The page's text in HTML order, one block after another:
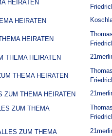
HEIRATEN
HEIRATEN
HEIRATEN
THEMA HEIRATEN
THEMA HEIRATEN
ZUM THEMA HEIRATEN
ZUM THEMA
ZUM THEMA